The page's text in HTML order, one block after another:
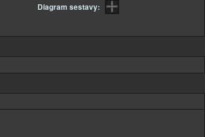
Diagram sestavy: